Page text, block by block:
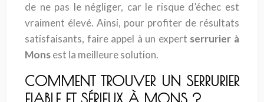
de ne pas le négliger, car le risque d’échec est
vraiment élevé. Ainsi, pour profiter de résultats
satisfaisants, faire appel à un expert serrurier à
Monsest la meilleure solution.
COMMENT TROUVER UN SERRURIER
FIABLE ET SÉRIEUX À MONS ?